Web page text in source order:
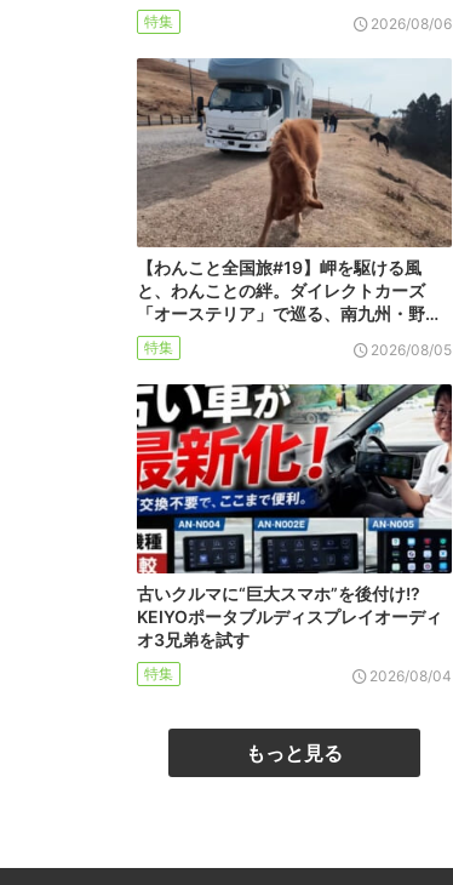
特集 2026/08/06
【わんこと全国旅#19】岬を駆ける風
と、わんことの絆。ダイレクトカーズ
「オーステリア」で巡る、南九州・野…
特集 2026/08/05
古いクルマに“巨大スマホ”を後付け!?
KEIYOポータブルディスプレイオーディ
オ3兄弟を試す
特集 2026/08/04
もっと見る